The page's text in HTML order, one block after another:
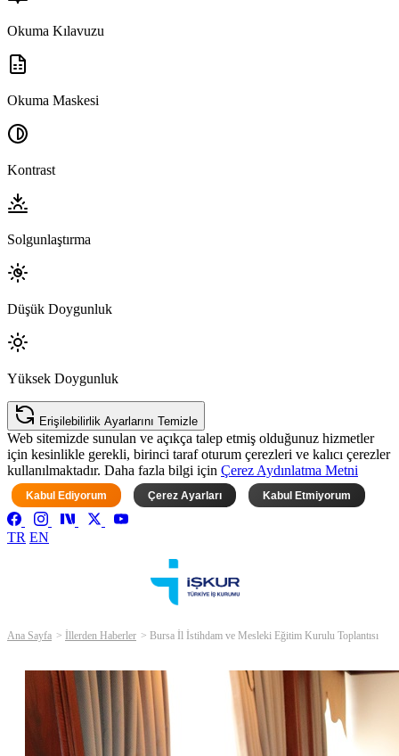
Okuma Kılavuzu
Okuma Maskesi
Kontrast
Solgunlaştırma
Düşük Doygunluk
Yüksek Doygunluk
Erişilebilirlik Ayarlarını Temizle
Web sitemizde sunulan ve açıkça talep etmiş olduğunuz hizmetler
için kesinlikle gerekli, birinci taraf oturum çerezleri ve kalıcı çerezler
kullanılmaktadır. Daha fazla bilgi için Çerez Aydınlatma Metni
Kabul Ediyorum Çerez Ayarları Kabul Etmiyorum
TR EN
Ana Sayfa İllerden Haberler Bursa İl İstihdam ve Mesleki Eğitim Kurulu Toplantısı